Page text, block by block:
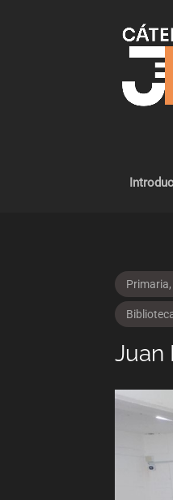
Primaria,
Juan